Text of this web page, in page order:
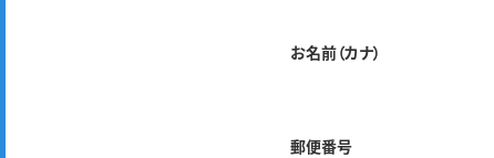
お名前（カナ）
郵便番号